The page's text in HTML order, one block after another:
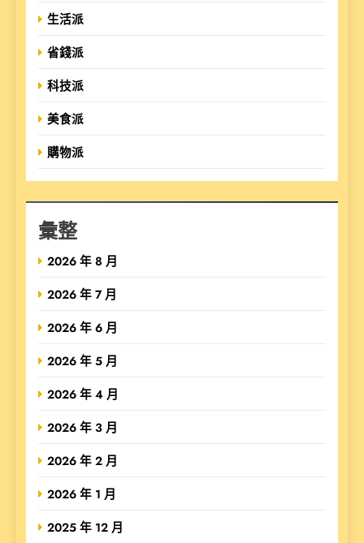
生活派
省錢派
科技派
美食派
購物派
彙整
2026 年 8 月
2026 年 7 月
2026 年 6 月
2026 年 5 月
2026 年 4 月
2026 年 3 月
2026 年 2 月
2026 年 1 月
2025 年 12 月